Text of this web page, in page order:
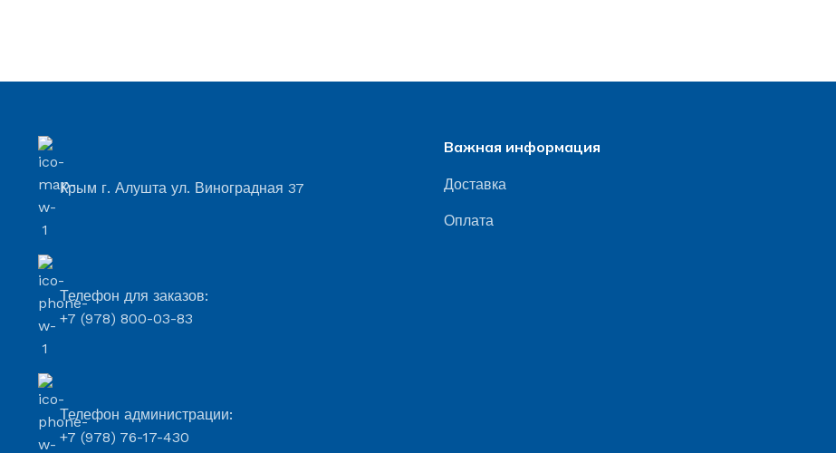
Крым г. Алушта ул. Виноградная 37
Телефон для заказов:
+7 (978) 800-03-83
Телефон администрации:
+7 (978) 76-17-430
Важная информация
Доставка
Оплата